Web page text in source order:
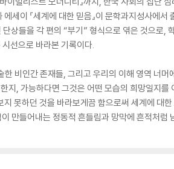
이 『세계에 대한 믿음』이 문학과지성사에서
상들을 각 편의 “부기” 형식으로 엮은 것으로,
선으로 바라본 기록이다.
비인간 존재들, 그리고 우리의 이해 영역 너머
, 가능하다면 그것은 어떤 모습의 희망일지를
못하던 것을 바라보게끔 함으로써 세계에 대
만들어내는 정동적 흔들림과 망막에 흔적처럼